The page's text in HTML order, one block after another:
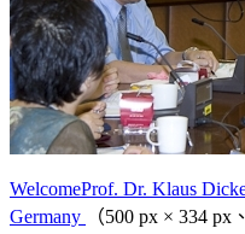
WelcomeProf. Dr. Klaus
Germany
（500 px × 334 px